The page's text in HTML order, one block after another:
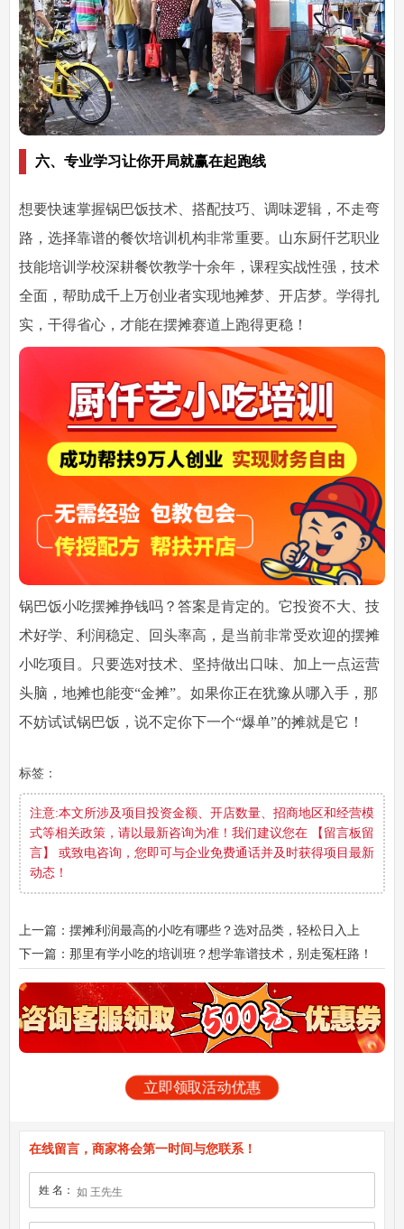
六、专业学习让你开局就赢在起跑线
想要快速掌握锅巴饭技术、搭配技巧、调味逻辑，不走弯
路，选择靠谱的餐饮培训机构非常重要。山东厨仟艺职业
技能培训学校深耕餐饮教学十余年，课程实战性强，技术
全面，帮助成千上万创业者实现地摊梦、开店梦。学得扎
实，干得省心，才能在摆摊赛道上跑得更稳！
锅巴饭小吃摆摊挣钱吗？答案是肯定的。它投资不大、技
术好学、利润稳定、回头率高，是当前非常受欢迎的摆摊
小吃项目。只要选对技术、坚持做出口味、加上一点运营
头脑，地摊也能变“金摊”。如果你正在犹豫从哪入手，那
不妨试试锅巴饭，说不定你下一个“爆单”的摊就是它！
标签：
注意:本文所涉及项目投资金额、开店数量、招商地区和经营模
式等相关政策，请以最新咨询为准！我们建议您在 【留言板留
言】 或致电咨询，您即可与企业免费通话并及时获得项目最新
动态！
上一篇：摆摊利润最高的小吃有哪些？选对品类，轻松日入上
千！
下一篇：那里有学小吃的培训班？想学靠谱技术，别走冤枉路！
立即领取活动优惠
在线留言，商家将会第一时间与您联系！
姓 名：